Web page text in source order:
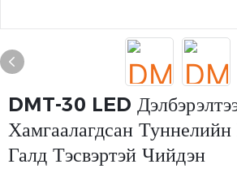
DMT-30 LED
Хамгаалагдсан Туннелийн
Галд Тэсвэртэй Чийдэн